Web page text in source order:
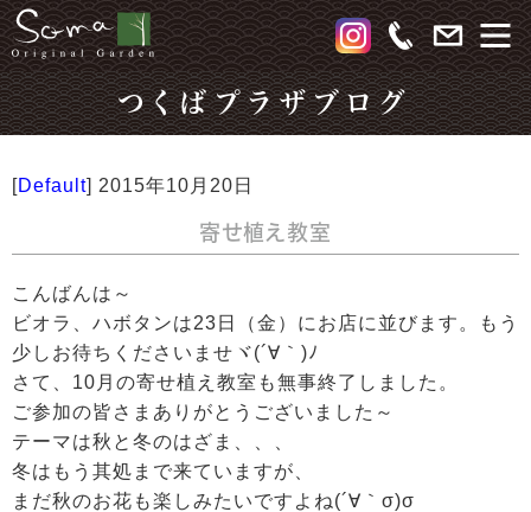
つくばプラザブログ
[Default] 2015年10月20日
寄せ植え教室
こんばんは～
ビオラ、ハボタンは23日（金）にお店に並びます。もう
少しお待ちくださいませヾ(´∀｀)ﾉ
さて、10月の寄せ植え教室も無事終了しました。
ご参加の皆さまありがとうございました～
テーマは秋と冬のはざま、、、
冬はもう其処まで来ていますが、
まだ秋のお花も楽しみたいですよね(´∀｀σ)σ